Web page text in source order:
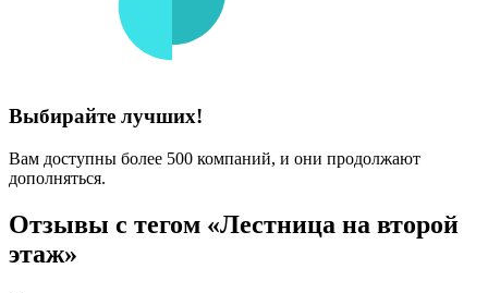
Выбирайте лучших!
Вам доступны более 500 компаний, и они продолжают
дополняться.
Отзывы с тегом «Лестница на второй
этаж»